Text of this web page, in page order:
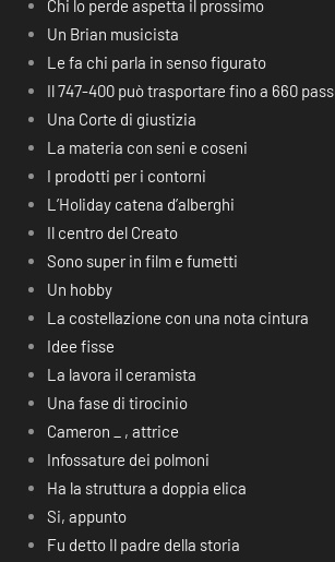
Chi lo perde aspetta il prossimo
Un Brian musicista
Le fa chi parla in senso figurato
Il 747-400 può trasportare fino a 660
Una Corte di giustizia
La materia con seni e coseni
I prodotti per i contorni
L’Holiday catena d’alberghi
Il centro del Creato
Sono super in film e fumetti
Un hobby
La costellazione con una nota cintura
Idee fisse
La lavora il ceramista
Una fase di tirocinio
Cameron _ , attrice
Infossature dei polmoni
Ha la struttura a doppia elica
Si, appunto
Fu detto Il padre della storia